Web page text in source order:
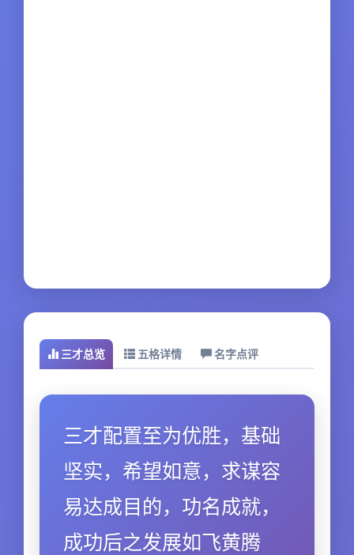
三才总览 五格详情 名字点评
三才配置至为优胜，基础
坚实，希望如意，求谋容
易达成目的，功名成就，
成功后之发展如飞黄腾